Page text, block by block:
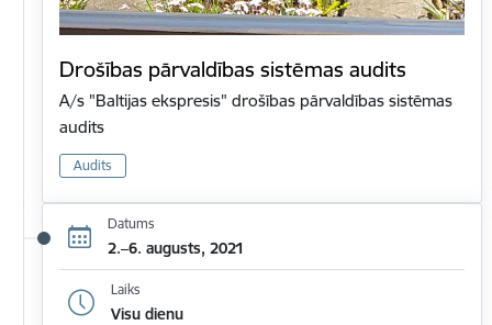
Drošības pārvaldības sistēmas audits
A/s "Baltijas ekspresis" drošības pārvaldības sistēmas
audits
Audits
Datums
2.–6. augusts, 2021
Laiks
Visu dienu